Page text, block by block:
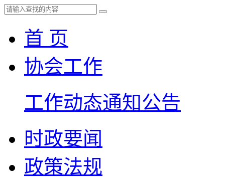
首 页
协会工作
工作动态通知公告
时政要闻
政策法规